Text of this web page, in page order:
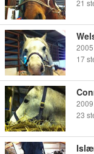
21
2005
17
2009
23